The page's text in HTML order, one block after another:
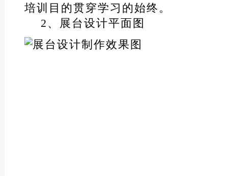
培训目的贯穿学习的始终。
2、展台设计平面图